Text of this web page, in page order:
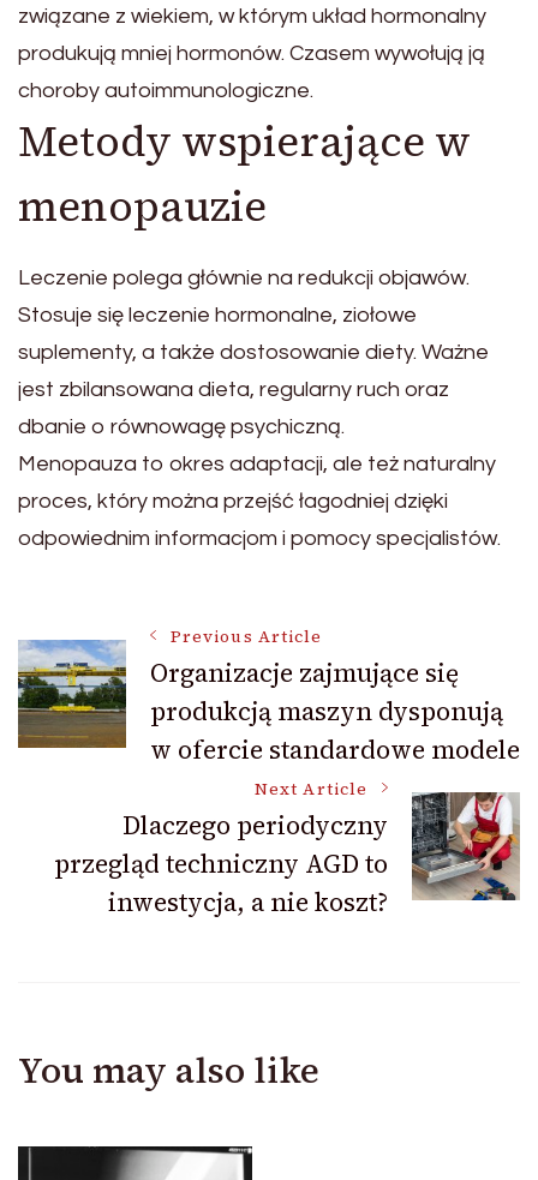
związane z wiekiem, w którym układ hormonalny
produkują mniej hormonów. Czasem wywołują ją
choroby autoimmunologiczne.
Metody wspierające w
menopauzie
Leczenie polega głównie na redukcji objawów.
Stosuje się leczenie hormonalne, ziołowe
suplementy, a także dostosowanie diety. Ważne
jest zbilansowana dieta, regularny ruch oraz
dbanie o równowagę psychiczną.
Menopauza to okres adaptacji, ale też naturalny
proces, który można przejść łagodniej dzięki
odpowiednim informacjom i pomocy specjalistów.
Post
Navigation
Previous Article
Organizacje zajmujące się
produkcją maszyn dysponują
w ofercie standardowe modele
Next Article
Dlaczego periodyczny
przegląd techniczny AGD to
inwestycja, a nie koszt?
You may also like